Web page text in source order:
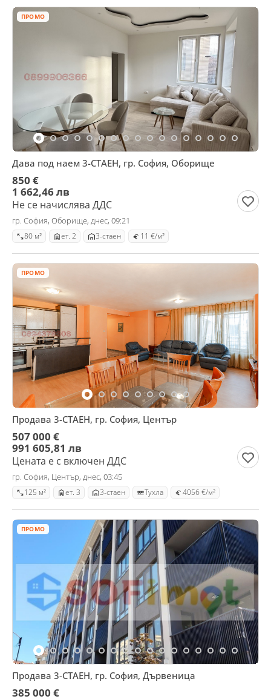
ПРОМО
Дава под наем 3-СТАЕН, гр. София, Оборище
850 €
1 662,46 лв
Не се начислява ДДС
гр. София, Оборище, днес, 09:21
80 м² ет. 2 3-стаен 11 €/м²
ПРОМО
Продава 3-СТАЕН, гр. София, Център
507 000 €
991 605,81 лв
Цената е с включен ДДС
гр. София, Център, днес, 03:45
125 м² ет. 3 3-стаен Тухла 4056 €/м²
ПРОМО
Продава 3-СТАЕН, гр. София, Дървеница
385 000 €